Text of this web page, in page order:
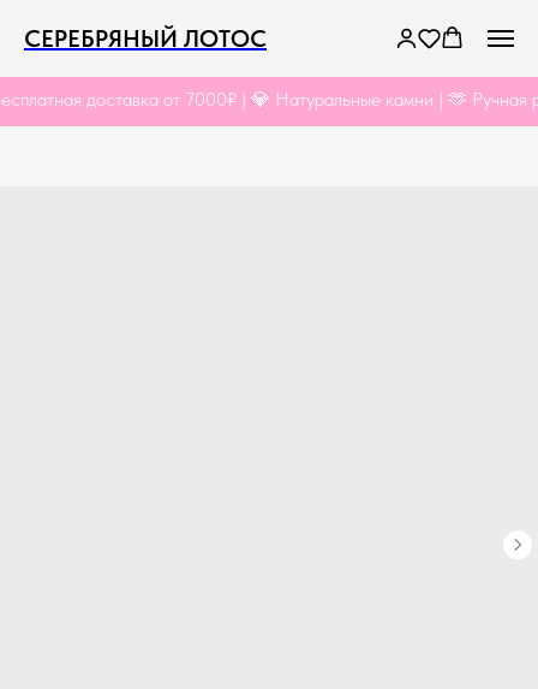
СЕРЕБРЯНЫЙ ЛОТОС
доставка от 7000₽ | 💎 Натуральные камни | 🫶 Ручная